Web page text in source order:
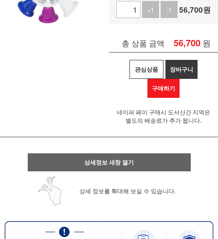
+1
-1 56,700원
총 상품 금액 56,700 원
관심상품 장바구니
구매하기
네이퍼 페이 구매시 도서산간 지역은
별도의 배송료가 추가 됩니다.
상세정보 새창 열기
상세 정보를 확대해 보실 수 있습니다.